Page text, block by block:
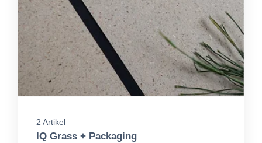
2 Artikel
IQ Grass + Packaging